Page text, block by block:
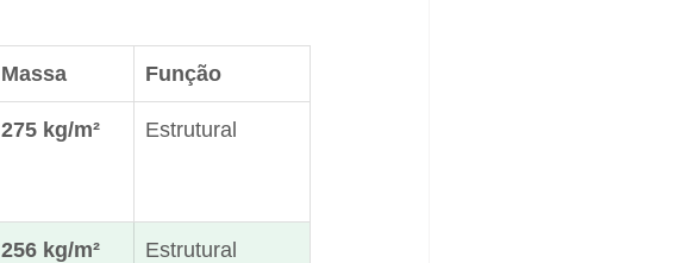
Massa Função
275 kg/m² Estrutural
256 kg/m² Estrutural